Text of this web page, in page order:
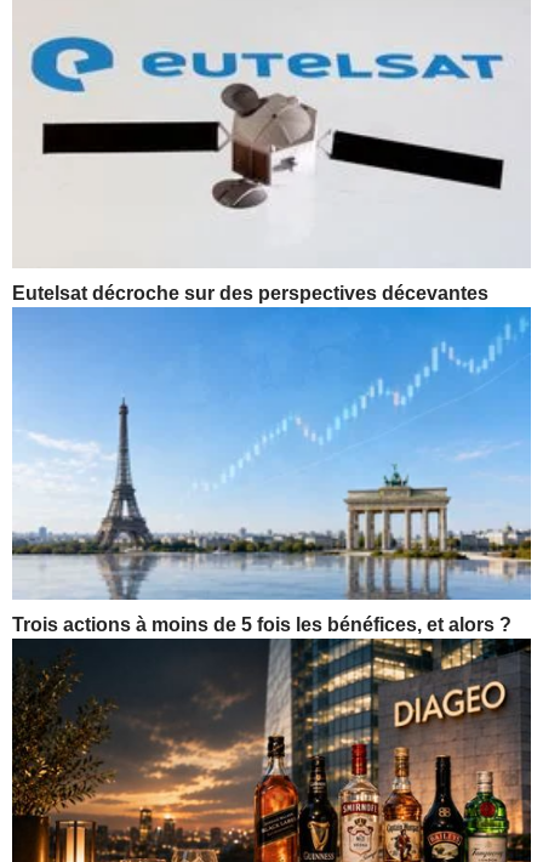
Eutelsat décroche sur des perspectives décevantes
Trois actions à moins de 5 fois les bénéfices, et alors ?